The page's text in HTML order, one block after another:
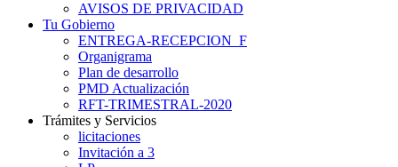
AVISOS DE PRIVACIDAD
Tu Gobierno
ENTREGA-RECEPCION_F
Organigrama
Plan de desarrollo
PMD Actualización
RFT-TRIMESTRAL-2020
Trámites y Servicios
licitaciones
Invitación a 3